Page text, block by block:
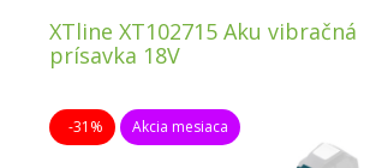
XTline XT102715 Aku vibračná
prísavka 18V
-31% Akcia mesiaca